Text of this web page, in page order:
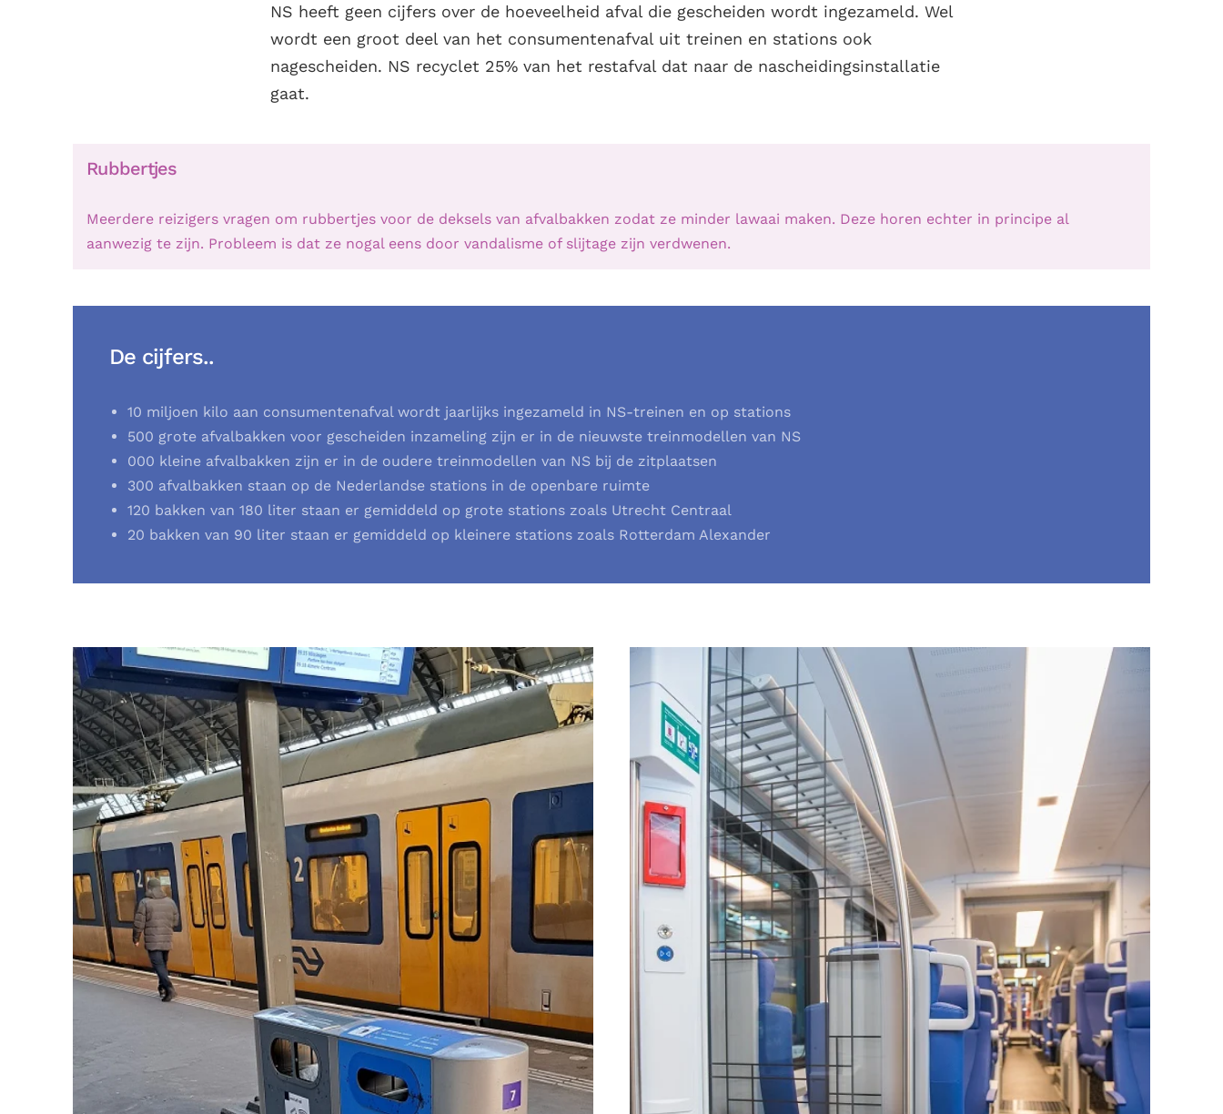
NS heeft geen cijfers over de hoeveelheid afval die gescheiden wordt ingezameld. Wel
wordt een groot deel van het consumentenafval uit treinen en stations ook
nagescheiden. NS recyclet 25% van het restafval dat naar de nascheidingsinstallatie
gaat.
Rubbertjes
Meerdere reizigers vragen om rubbertjes voor de deksels van afvalbakken zodat ze minder lawaai maken. Deze horen echter in principe al
aanwezig te zijn. Probleem is dat ze nogal eens door vandalisme of slijtage zijn verdwenen.
De cijfers..
10 miljoen kilo aan consumentenafval wordt jaarlijks ingezameld in NS-treinen en op stations
500 grote afvalbakken voor gescheiden inzameling zijn er in de nieuwste treinmodellen van NS
000 kleine afvalbakken zijn er in de oudere treinmodellen van NS bij de zitplaatsen
300 afvalbakken staan op de Nederlandse stations in de openbare ruimte
120 bakken van 180 liter staan er gemiddeld op grote stations zoals Utrecht Centraal
20 bakken van 90 liter staan er gemiddeld op kleinere stations zoals Rotterdam Alexander